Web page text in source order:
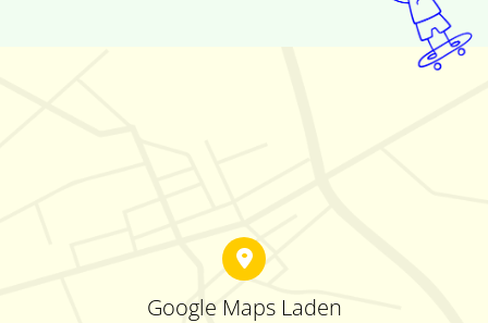
Google Maps Laden